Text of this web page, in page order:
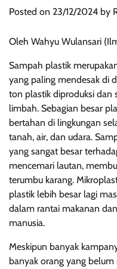
Posted on 23/12/2024 by
Oleh Wahyu Wulansari
Sampah plastik
yang paling mendesak di
ton plastik diproduksi dan
limbah. Sebagian besar
bertahan di lingkungan
tanah, air, dan udara.
yang sangat besar
mencemari lautan,
terumbu karang.
plastik lebih besar lagi
dalam rantai makanan
manusia.
Meskipun banyak
banyak orang yang